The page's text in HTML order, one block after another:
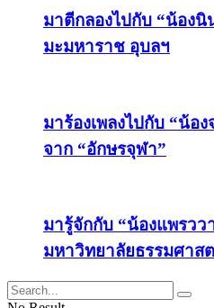
มาตีกลองไปกับ “น้องนิ
มะมหาราช อุบลฯ
มาร้องเพลงไปกับ “น้อง
จาก “อักษรจุฬา”
มารู้จักกับ “น้องแพรว
มหาวิทยาลัยธรรมศาส